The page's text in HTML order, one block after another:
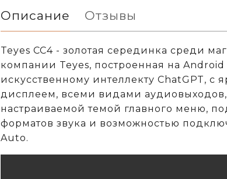
Описание Отзывы
Teyes CC4 - золотая серединка среди
компании Teyes, построенная на Android
искусственному интеллекту ChatGPT, с
дисплеем, всеми видами
настраиваемой темой главного меню,
форматов звука и возможностью
Auto.